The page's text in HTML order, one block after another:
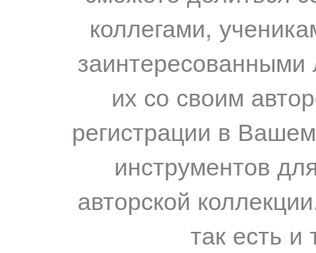
коллегами,
их со своим
регистрации в
инструментов
авторской
так есть и